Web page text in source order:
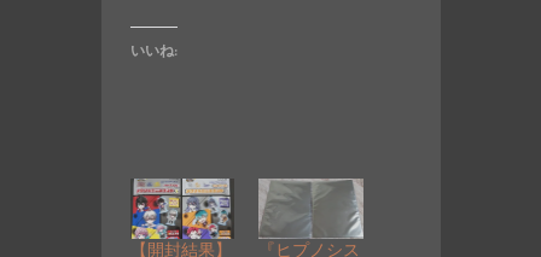
いいね:
【開封結果】
『ヒプノシス